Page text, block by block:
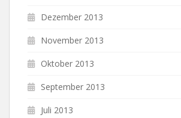
Dezember 2013
November 2013
Oktober 2013
September 2013
Juli 2013